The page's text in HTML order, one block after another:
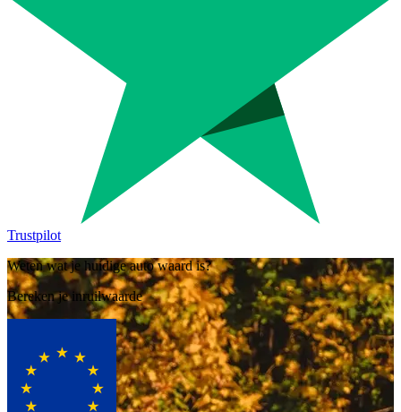
Trustpilot
Weten wat je huidige auto waard is?
Bereken je inruilwaarde